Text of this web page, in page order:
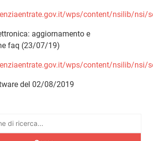
wps/content/nsilib/nsi/
aggiornamento e
faq (23/07/19)
wps/content/nsilib/nsi/
del 02/08/2019